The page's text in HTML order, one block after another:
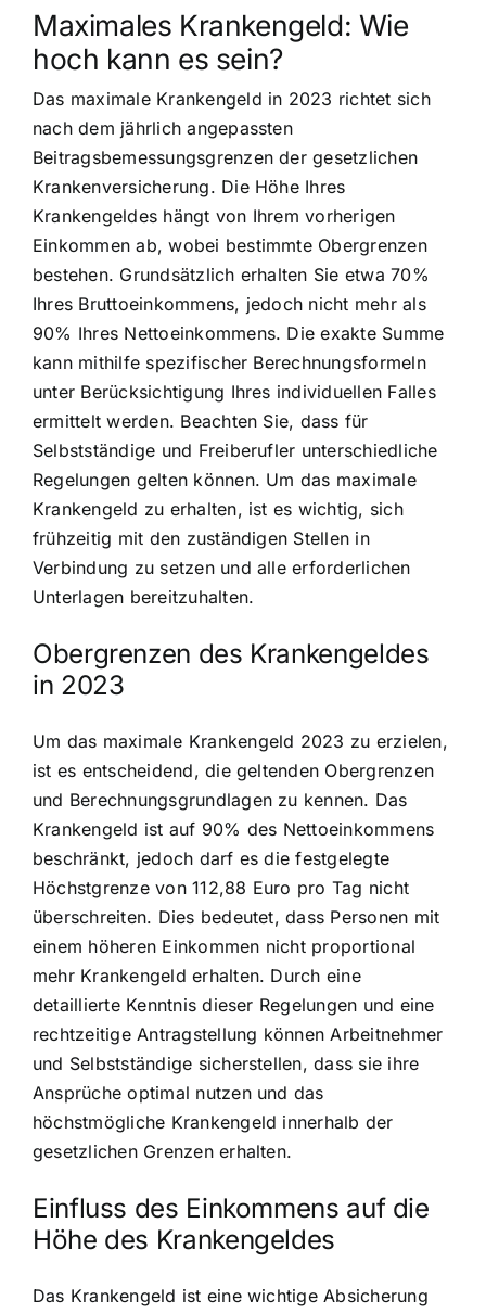
Maximales Krankengeld: Wie
hoch kann es sein?
Das maximale Krankengeld in 2023 richtet sich
nach dem jährlich angepassten
Beitragsbemessungsgrenzen der gesetzlichen
Krankenversicherung. Die Höhe Ihres
Krankengeldes hängt von Ihrem vorherigen
Einkommen ab, wobei bestimmte Obergrenzen
bestehen. Grundsätzlich erhalten Sie etwa 70%
Ihres Bruttoeinkommens, jedoch nicht mehr als
90% Ihres Nettoeinkommens. Die exakte Summe
kann mithilfe spezifischer Berechnungsformeln
unter Berücksichtigung Ihres individuellen Falles
ermittelt werden. Beachten Sie, dass für
Selbstständige und Freiberufler unterschiedliche
Regelungen gelten können. Um das maximale
Krankengeld zu erhalten, ist es wichtig, sich
frühzeitig mit den zuständigen Stellen in
Verbindung zu setzen und alle erforderlichen
Unterlagen bereitzuhalten.
Obergrenzen des Krankengeldes
in 2023
Um das maximale Krankengeld 2023 zu erzielen,
ist es entscheidend, die geltenden Obergrenzen
und Berechnungsgrundlagen zu kennen. Das
Krankengeld ist auf 90% des Nettoeinkommens
beschränkt, jedoch darf es die festgelegte
Höchstgrenze von 112,88 Euro pro Tag nicht
überschreiten. Dies bedeutet, dass Personen mit
einem höheren Einkommen nicht proportional
mehr Krankengeld erhalten. Durch eine
detaillierte Kenntnis dieser Regelungen und eine
rechtzeitige Antragstellung können Arbeitnehmer
und Selbstständige sicherstellen, dass sie ihre
Ansprüche optimal nutzen und das
höchstmögliche Krankengeld innerhalb der
gesetzlichen Grenzen erhalten.
Einfluss des Einkommens auf die
Höhe des Krankengeldes
Das Krankengeld ist eine wichtige Absicherung